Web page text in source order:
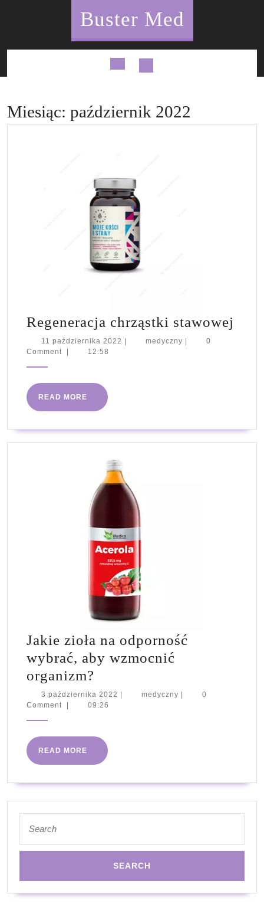
Buster Med
Open
Miesiąc: październik 2022
Regeneracja chrząstki stawowej
11 października 2022 11
medyczny medyczny
0
Comment
12:58
READ MORE
READ
MORE
Jakie zioła na odporność
wybrać, aby wzmocnić
organizm?
zioła
na
wybrać,
aby
wzmocnić
organizm?
3 października 2022 3
medyczny medyczny
0
Comment
09:26
READ MORE
READ
MORE
for: